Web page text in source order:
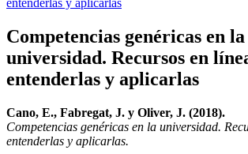
Competencias genéricas en la
universidad. Recursos en
entenderlas y aplicarlas
Cano, E., Fabregat, J. y Oliver, J. (2018).
Competencias genéricas en la universidad.
entenderlas y aplicarlas.